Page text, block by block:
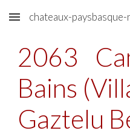
Skip to main content
chateaux-
2063
Bains
Gaztelu